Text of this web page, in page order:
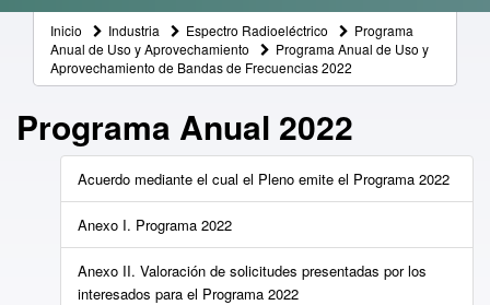
Inicio Industria Espectro Radioeléctrico
Programa
Anual de Uso y Aprovechamiento
Programa Anual de Uso y
Aprovechamiento de Bandas de Frecuencias 2022
Programa Anual 2022
Acuerdo mediante el cual el Pleno emite el Programa 2022
Anexo I. Programa 2022
Anexo II. Valoración de solicitudes presentadas por los
interesados para el Programa 2022